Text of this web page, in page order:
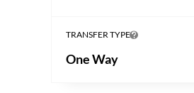
TRANSFER TYPE
One Way